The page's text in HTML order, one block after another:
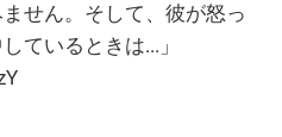
せん。そして、彼が怒っ
ているときは...」